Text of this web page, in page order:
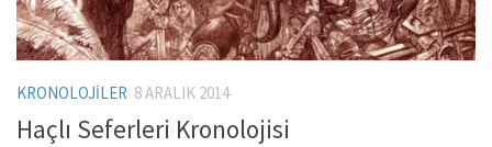
KRONOLOJILER 8 ARALIK 2014
Haçlı Seferleri Kronolojisi